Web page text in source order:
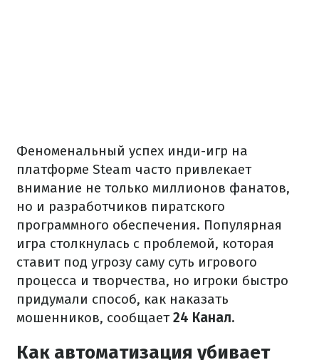
Феноменальный успех инди-игр на
платформе Steam часто привлекает
внимание не только миллионов фанатов,
но и разработчиков пиратского
программного обеспечения. Популярная
игра столкнулась с проблемой, которая
ставит под угрозу саму суть игрового
процесса и творчества, но игроки быстро
придумали способ, как наказать
мошенников, сообщает24 Канал.
Как автоматизация убивает